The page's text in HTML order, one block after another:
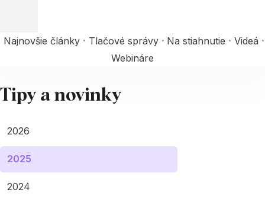
Najnovšie články Tlačové správy Na stiahnutie
Videá
Webináre
Tipy a novinky
2026
2025
2024